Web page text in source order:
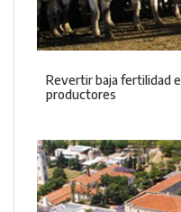
Revertir baja fertilidad
productores